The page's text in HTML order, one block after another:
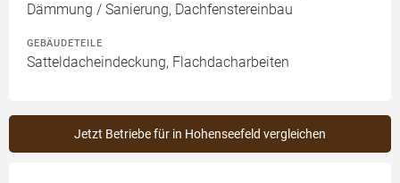
Dämmung / Sanierung, Dachfenstereinbau
GEBÄUDETEILE
Satteldacheindeckung, Flachdacharbeiten
Jetzt Betriebe für in Hohenseefeld vergleichen